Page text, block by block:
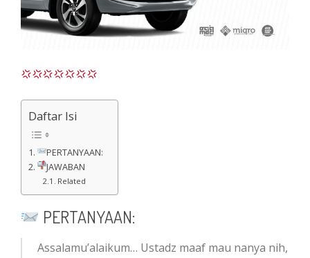
Daftar Isi
PERTANYAAN:
JAWABAN
Related
PERTANYAAN:
Assalamu’alaikum… Ustadz maaf mau nanya nih,